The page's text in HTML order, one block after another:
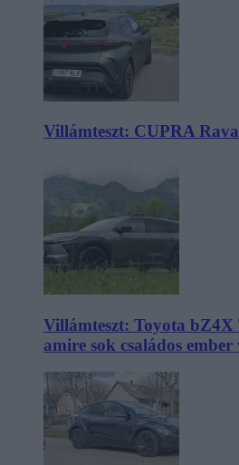
Villámteszt: CUPRA
Villámteszt: Toyota bZ4X
amire sok családos